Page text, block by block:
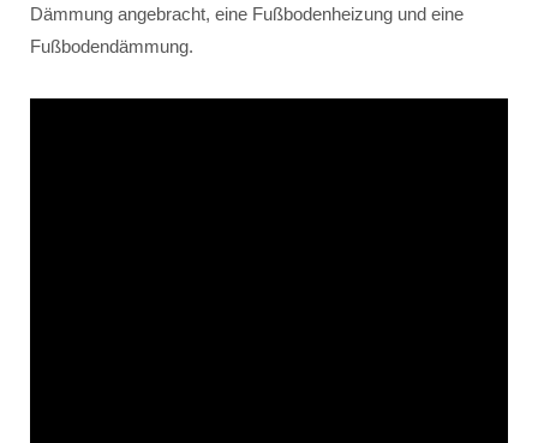
Dämmung angebracht, eine Fußbodenheizung und eine
Fußbodendämmung.